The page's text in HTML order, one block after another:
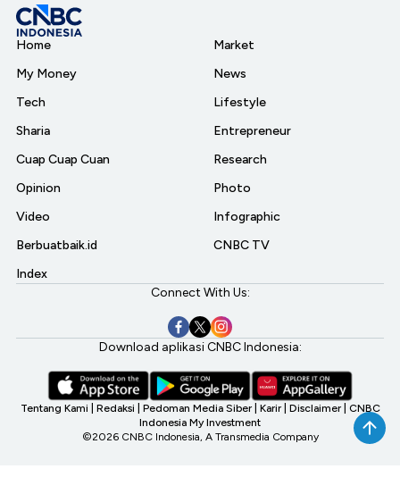
Home
My Money
Tech
Sharia
Cuap Cuap Cuan
Opinion
Video
Berbuatbaik.id
Index
Market
News
Lifestyle
Entrepreneur
Research
Photo
Infographic
CNBC TV
Connect With Us:
Download aplikasi CNBC Indonesia:
Tentang Kami Redaksi Pedoman Media Siber Karir Disclaimer CNBC
Indonesia My Investment
©2026 CNBC Indonesia, A Transmedia Company